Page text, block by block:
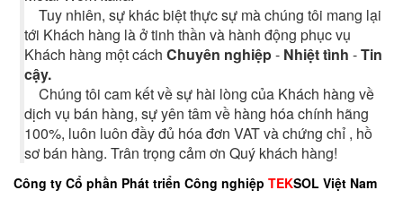
Tuy nhiên, sự khác biệt thực sự mà chúng tôi mang lại
tới Khách hàng là ở tinh thần và hành động phục vụ
Khách hàng một cáchChuyên nghiệp- Nhiệt tình -Tin
cậy.
Chúng tôi cam kết về sự hài lòng của Khách hàng về
dịch vụ bán hàng, sự yên tâm về hàng hóa chính hãng
100%, luôn luôn đầy đủ hóa đơn VAT và chứng chỉ , hồ
sơ bán hàng. Trân trọng cảm ơn Quý khách hàng!
Công ty Cổ phần Phát triển Công nghiệp TEKSOL Việt Nam